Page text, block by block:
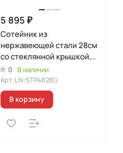
5 895 ₽
Сотейник из
нержавеющей стали 28см
со стеклянной крышкой,
линия "Леон"
0
В наличии
Арт. LN-STP4828G
В корзину